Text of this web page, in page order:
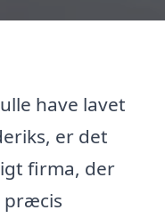
have lavet
er det
firma, der
præcis